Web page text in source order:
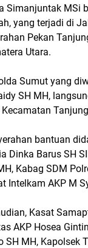
Simanjuntak MSi
yang terjadi di
Pekan
Utara.
Sumut yang
SH MH,
Kecamatan
bantuan
Dinka Barus SH
Kabag SDM
Intelkam AKP M
Kasat
AKP Hosea
SH MH, Kapolsek